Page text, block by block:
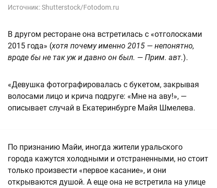
Источник:Shutterstock/Fotodom.ru
В другом ресторане она встретилась с «отголосками
2015 года» (хотя почему именно 2015 — непонятно,
вроде бы не так уж и давно он был. — Прим. авт.).
«Девушка фотографировалась с букетом, закрывая
волосами лицо и крича подруге: «Мне на аву!», —
описывает случай в Екатеринбурге Майя Шмелева.
По признанию Майи, иногда жители уральского
города кажутся холодными и отстраненными, но стоит
только произвести «первое касание», и они
открываются душой. А еще она не встретила на улице